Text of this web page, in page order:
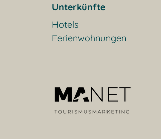
Unterkünfte
Hotels
Ferienwohnungen